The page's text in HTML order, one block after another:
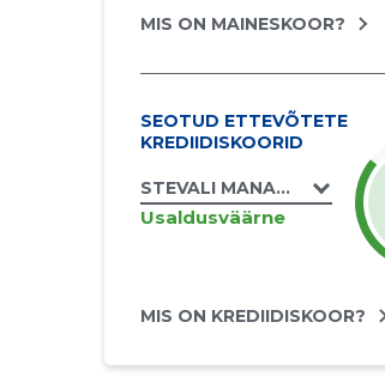
MIS ON MAINESKOOR?
SEOTUD ETTEVÕTETE
KREDIIDISKOORID
STEVALI MANAGEMENT
Usaldusväärne
MIS ON KREDIIDISKOOR?